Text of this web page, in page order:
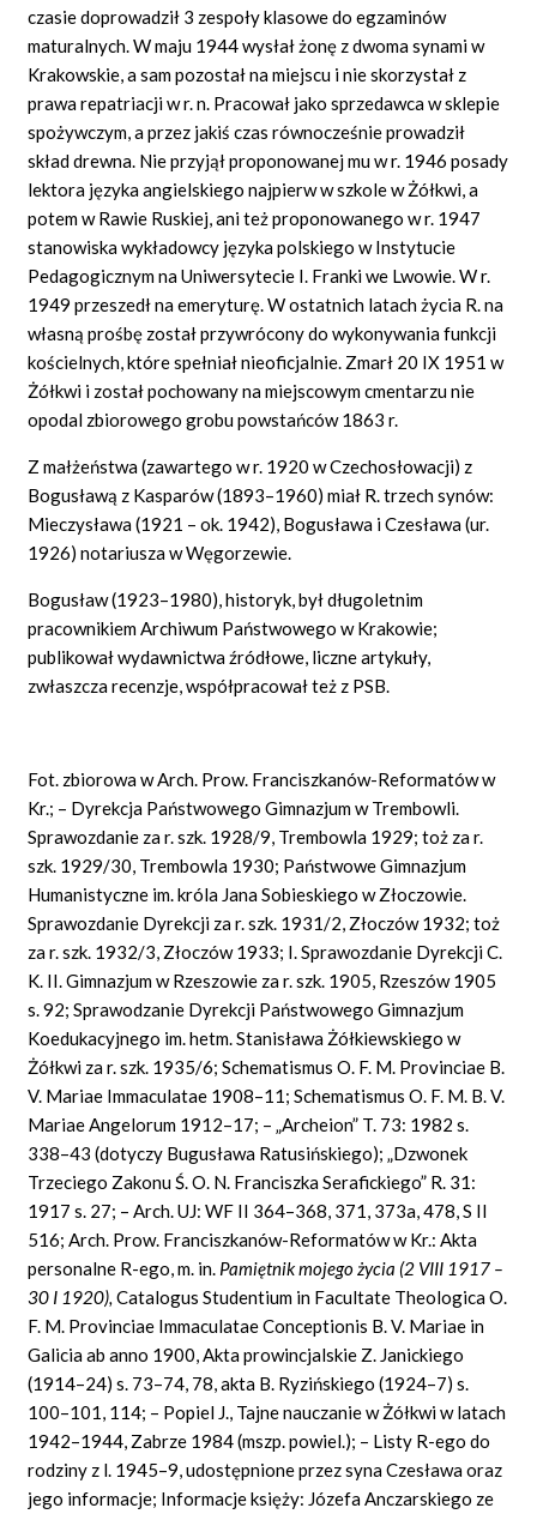
czasie doprowadził 3 zespoły klasowe do egzaminów
maturalnych. W maju 1944 wysłał żonę z dwoma synami w
Krakowskie, a sam pozostał na miejscu i nie skorzystał z
prawa repatriacji w r. n. Pracował jako sprzedawca w sklepie
spożywczym, a przez jakiś czas równocześnie prowadził
skład drewna. Nie przyjął proponowanej mu w r. 1946 posady
lektora języka angielskiego najpierw w szkole w Żółkwi, a
potem w Rawie Ruskiej, ani też proponowanego w r. 1947
stanowiska wykładowcy języka polskiego w Instytucie
Pedagogicznym na Uniwersytecie I. Franki we Lwowie. W r.
1949 przeszedł na emeryturę. W ostatnich latach życia R. na
własną prośbę został przywrócony do wykonywania funkcji
kościelnych, które spełniał nieoficjalnie. Zmarł 20 IX 1951 w
Żółkwi i został pochowany na miejscowym cmentarzu nie
opodal zbiorowego grobu powstańców 1863 r.
Z małżeństwa (zawartego w r. 1920 w Czechosłowacji) z
Bogusławą z Kasparów (1893–1960) miał R. trzech synów:
Mieczysława (1921 – ok. 1942), Bogusława i Czesława (ur.
1926) notariusza w Węgorzewie.
Bogusław (1923–1980), historyk, był długoletnim
pracownikiem Archiwum Państwowego w Krakowie;
publikował wydawnictwa źródłowe, liczne artykuły,
zwłaszcza recenzje, współpracował też z PSB.
Fot. zbiorowa w Arch. Prow. Franciszkanów-Reformatów w
Kr.; – Dyrekcja Państwowego Gimnazjum w Trembowli.
Sprawozdanie za r. szk. 1928/9, Trembowla 1929; toż za r.
szk. 1929/30, Trembowla 1930; Państwowe Gimnazjum
Humanistyczne im. króla Jana Sobieskiego w Złoczowie.
Sprawozdanie Dyrekcji za r. szk. 1931/2, Złoczów 1932; toż
za r. szk. 1932/3, Złoczów 1933; I. Sprawozdanie Dyrekcji C.
K. II. Gimnazjum w Rzeszowie za r. szk. 1905, Rzeszów 1905
s. 92; Sprawodzanie Dyrekcji Państwowego Gimnazjum
Koedukacyjnego im. hetm. Stanisława Żółkiewskiego w
Żółkwi za r. szk. 1935/6; Schematismus O. F. M. Provinciae B.
V. Mariae Immaculatae 1908–11; Schematismus O. F. M. B. V.
Mariae Angelorum 1912–17; – „Archeion” T. 73: 1982 s.
338–43 (dotyczy Bugusława Ratusińskiego); „Dzwonek
Trzeciego Zakonu Ś. O. N. Franciszka Serafickiego” R. 31:
1917 s. 27; – Arch. UJ: WF II 364–368, 371, 373a, 478, S II
516; Arch. Prow. Franciszkanów-Reformatów w Kr.: Akta
personalne R-ego, m. in. Pamiętnik mojego życia (2 VIII 1917 –
30 I 1920),Catalogus Studentium in Facultate Theologica O.
F. M. Provinciae Immaculatae Conceptionis B. V. Mariae in
Galicia ab anno 1900, Akta prowincjalskie Z. Janickiego
(1914–24) s. 73–74, 78, akta B. Ryzińskiego (1924–7) s.
100–101, 114; – Popiel J., Tajne nauczanie w Żółkwi w latach
1942–1944, Zabrze 1984 (mszp. powiel.); – Listy R-ego do
rodziny z l. 1945–9, udostępnione przez syna Czesława oraz
jego informacje; Informacje księży: Józefa Anczarskiego ze